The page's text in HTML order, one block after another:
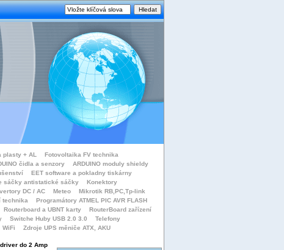
plasty + AL
Fotovoltaika FV technika
čidla a senzory
ARDUINO moduly shieldy
EET software a pokladny tiskárny
sáčky antistatické sáčky
Konektory
DC / AC Meteo
Mikrotik RB,PC,Tp-link
technika
Programátory ATMEL PIC AVR FLASH
Routerboard a UBNT karty
RouterBoard zařízení
Switche Huby USB 2.0 3.0
Telefony
WiFi Zdroje UPS měniče ATX, AKU
do 2 Amp